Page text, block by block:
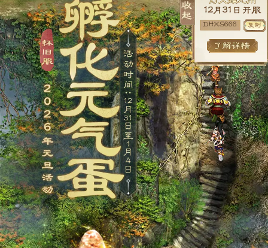
DHXS666 复制